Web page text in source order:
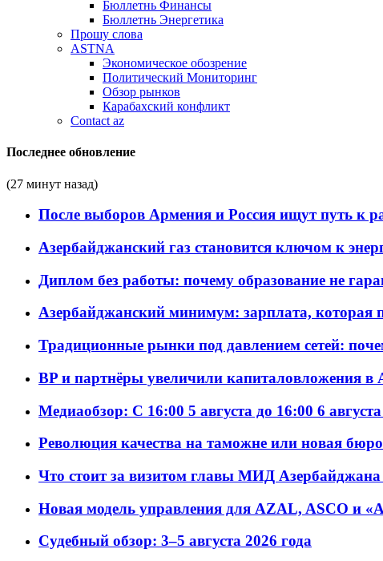
Бюллетнь Финансы
Бюллетнь Энергетика
Прошу слова
ASTNA
Экономическое обозрение
Политический Мониторинг
Обзор рынков
Карабахский конфликт
Contact az
Последнее обновление
(27 минут назад)
После выборов Армения и Россия ищут путь к
Азербайджанский газ становится ключом к
Диплом без работы: почему образование не
Азербайджанский минимум: зарплата, которая
Традиционные рынки под давлением сетей:
BP и партнёры увеличили капиталовложения
Медиаобзор: С 16:00 5 августа до 16:00 6
Революция качества на таможне или новая
Что стоит за визитом главы МИД Азербайджана
Новая модель управления для AZAL, ASCO и
Судебный обзор: 3–5 августа 2026 года